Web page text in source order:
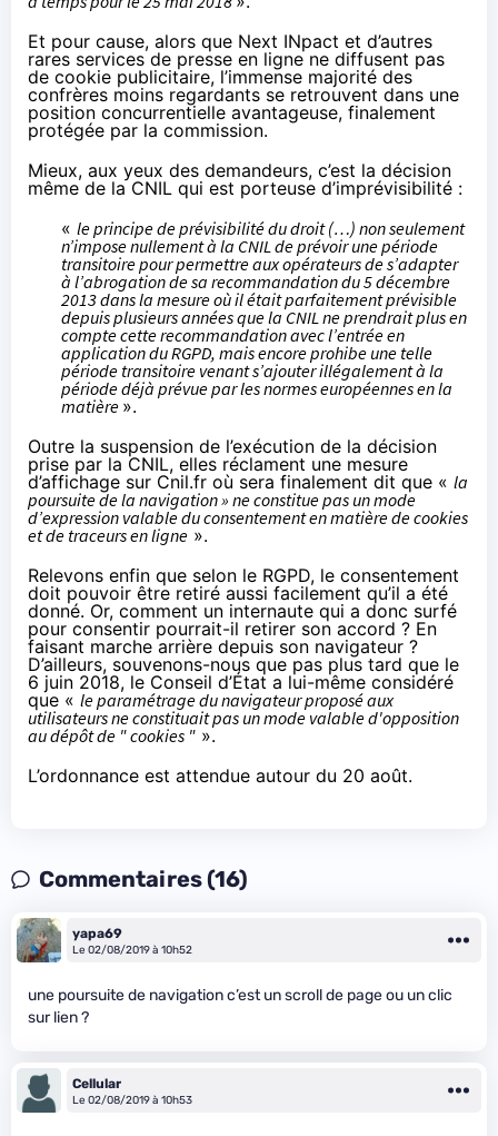
Et pour cause, alors que Next INpact et d’autres
rares services de presse en ligne ne diffusent pas
de cookie publicitaire, l’immense majorité des
confrères moins regardants se retrouvent dans une
position concurrentielle avantageuse, finalement
protégée par la commission.
Mieux, aux yeux des demandeurs, c’est la décision
même de la CNIL qui est porteuse d’imprévisibilité :
« le principe de prévisibilité du droit (…) non seulement
n’impose nullement à la CNIL de prévoir une période
transitoire pour permettre aux opérateurs de s’adapter
à l’abrogation de sa recommandation du 5 décembre
2013 dans la mesure où il était parfaitement prévisible
depuis plusieurs années que la CNIL ne prendrait plus en
compte cette recommandation avec l’entrée en
application du RGPD, mais encore prohibe une telle
période transitoire venant s’ajouter illégalement à la
période déjà prévue par les normes européennes en la
matière ».
Outre la suspension de l’exécution de la décision
prise par la CNIL, elles réclament une mesure
d’affichage sur Cnil.fr où sera finalement dit que « la
poursuite de la navigation » ne constitue pas un mode
d’expression valable du consentement en matière de cookies
et de traceurs en ligne ».
Relevons enfin que selon le RGPD, le consentement
doit pouvoir être retiré aussi facilement qu’il a été
donné. Or, comment un internaute qui a donc surfé
pour consentir pourrait-il retirer son accord ? En
faisant marche arrière depuis son navigateur ?
D’ailleurs, souvenons-nous que pas plus tard que le
6 juin 2018, le Conseil d’État a lui-même considéré
que « le paramétrage du navigateur proposé aux
utilisateurs ne constituait pas un mode valable d'opposition
au dépôt de " cookies " ».
L’ordonnance est attendue autour du 20 août.
Commentaires (16)
yapa69
Le 02/08/2019 à 10h52
une poursuite de navigation c’est un scroll de page ou un clic
sur lien ?
Cellular
Le 02/08/2019 à 10h53